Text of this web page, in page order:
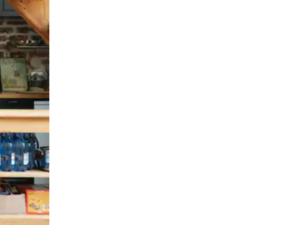
pomocou dotykových gest či potiahnutia prstom.